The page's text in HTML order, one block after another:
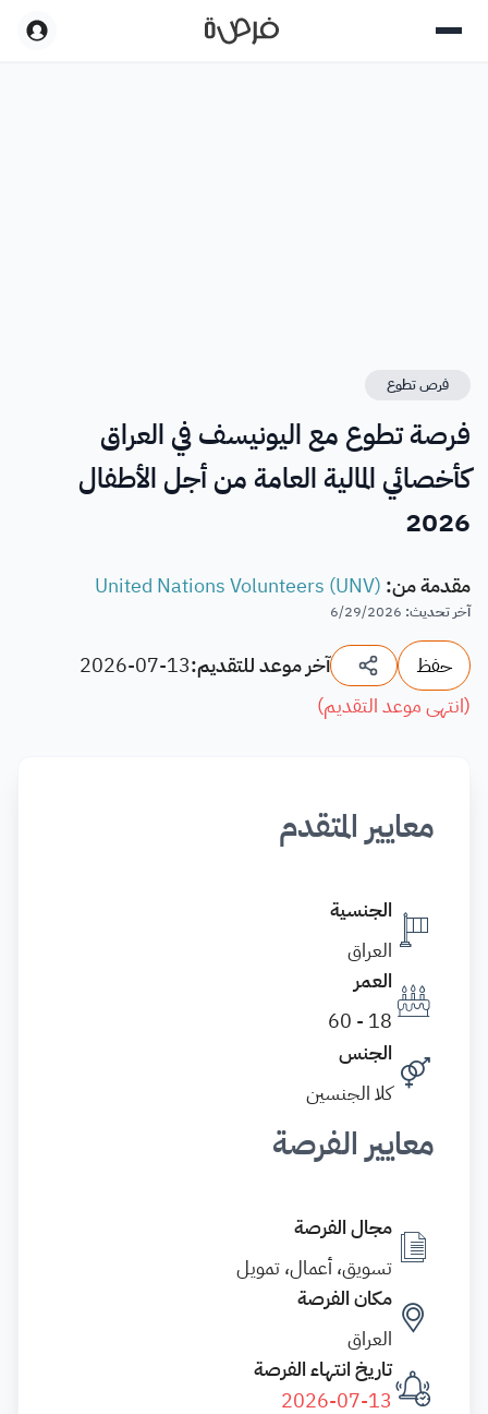
فرص تطوع
فرصة تطوع مع اليونيسف في العراق
كأخصائي المالية العامة من أجل الأطفال
2026
مقدمة من:
United Nations Volunteers (UNV)
آخر تحديث:
6/29/2026
حفظ آخر موعد للتقديم:2026-07-13
(انتهى موعد التقديم)
معايير المتقدم
الجنسية
العراق
العمر
18 - 60
الجنس
كلا الجنسين
معايير الفرصة
مجال الفرصة
تسويق، أعمال، تمويل
مكان الفرصة
العراق
تاريخ انتهاء الفرصة
2026-07-13